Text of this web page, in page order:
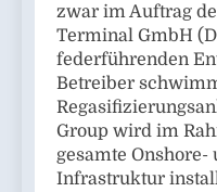
zwar im Auftrag
Terminal GmbH
federführenden
Betreiber
Group wird im
gesamte Onshore-
Infrastruktur